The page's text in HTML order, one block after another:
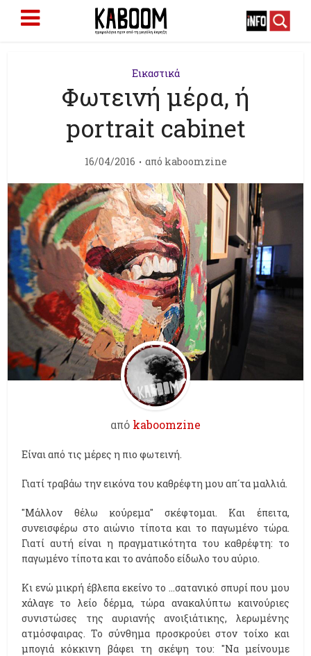
Εικαστικά
Φωτεινή μέρα, ή
portrait cabinet
16/04/2016 από kaboomzine
από kaboomzine
Είναι από τις μέρες η πιο φωτεινή.
Γιατί τραβάω την εικόνα του καθρέφτη μου απ´τα μαλλιά.
"Μάλλον θέλω κούρεμα" σκέφτομαι. Και έπειτα,
συνεισφέρω στο αιώνιο τίποτα και το παγωμένο τώρα.
Γιατί αυτή είναι η πραγματικότητα του καθρέφτη: το
παγωμένο τίποτα και το ανάποδο είδωλο του αύριο.
Κι ενώ μικρή έβλεπα εκείνο το ...σατανικό σπυρί που μου
χάλαγε το λείο δέρμα, τώρα ανακαλύπτω καινούριες
συνιστώσες της αυριανής ανοιξιάτικης, λερωμένης
ατμόσφαιρας. Το σύνθημα προσκρούει στον τοίχο και
μπογιά κόκκινη βάφει τη σκέψη του: "Να μείνουμε